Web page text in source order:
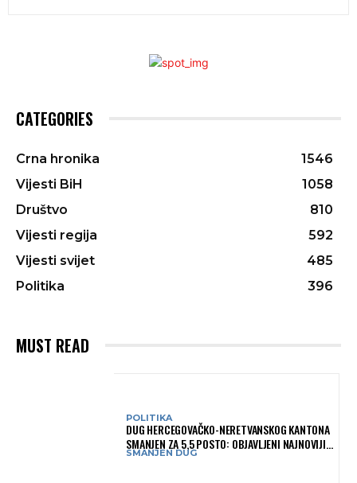
CATEGORIES
Crna hronika
1546
Vijesti BiH
1058
Društvo
810
Vijesti regija
592
Vijesti svijet
485
Politika
396
MUST READ
POLITIKA
DUG HERCEGOVAČKO-NERETVANSKOG KANTONA
SMANJEN ZA 5,5 POSTO: OBJAVLJENI NAJNOVIJI
PODACI MINISTARSTVA FINANSIJA
SMANJEN DUG